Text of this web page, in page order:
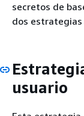
secretos de
dos
usuario